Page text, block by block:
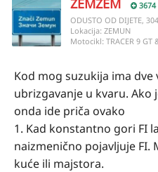
ZEMZEM 3674
ODUSTO OD DIJETE,
Lokacija: ZEMUN
Motocikl: TRACER 9 GT
Kod mog suzukija ima
ubrizgavanje u kvaru. Ako
onda ide priča ovako
1. Kad konstantno gori FI
naizmenično pojavljuje
kuće ili majstora.